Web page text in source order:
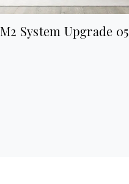
M2 System Upgrade 05